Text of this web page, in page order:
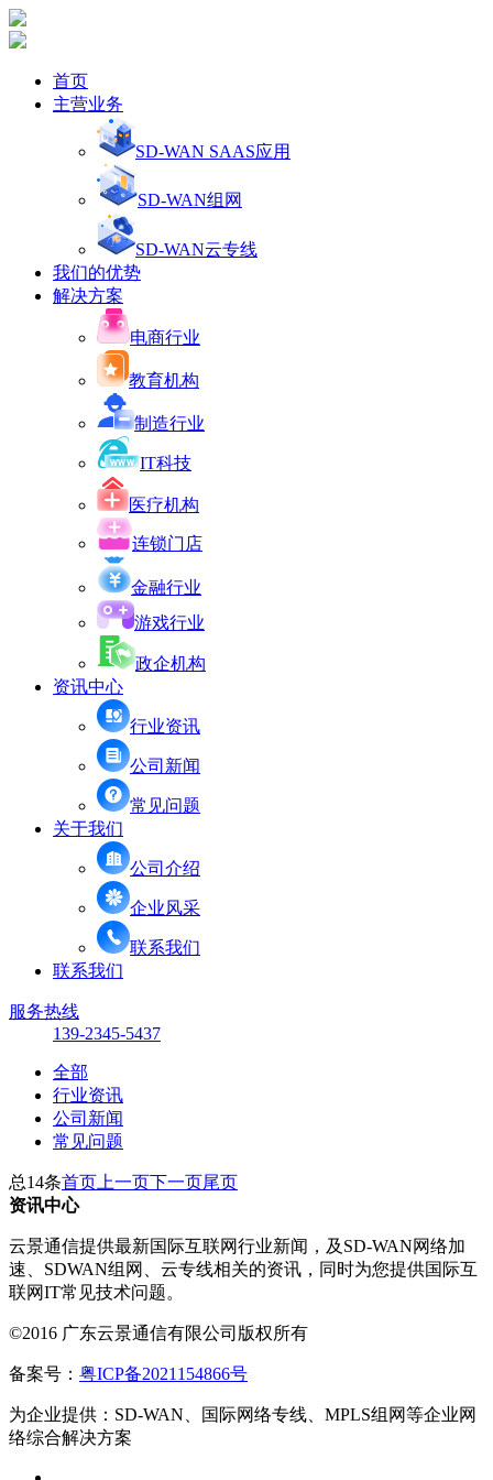
首页
主营业务
SD-WAN SAAS应用
SD-WAN组网
SD-WAN云专线
我们的优势
解决方案
电商行业
教育机构
制造行业
IT科技
医疗机构
连锁门店
金融行业
游戏行业
政企机构
资讯中心
行业资讯
公司新闻
常见问题
关于我们
公司介绍
企业风采
联系我们
联系我们
服务热线
139-2345-5437
全部
行业资讯
公司新闻
常见问题
总14条首页 上一页下一页尾页
资讯中心
云景通信提供最新国际互联网行业新闻，及SD-WAN网络加
速、SDWAN组网、云专线相关的资讯，同时为您提供国际互
联网IT常见技术问题。
©2016 广东云景通信有限公司版权所有
备案号： 粤ICP备2021154866号
为企业提供：SD-WAN、国际网络专线、MPLS组网等企业网
络综合解决方案